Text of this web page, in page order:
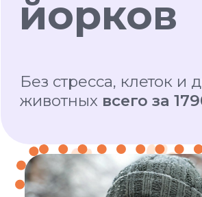
Без стресса, клеток и других
животных
всего за 1790 руб/день